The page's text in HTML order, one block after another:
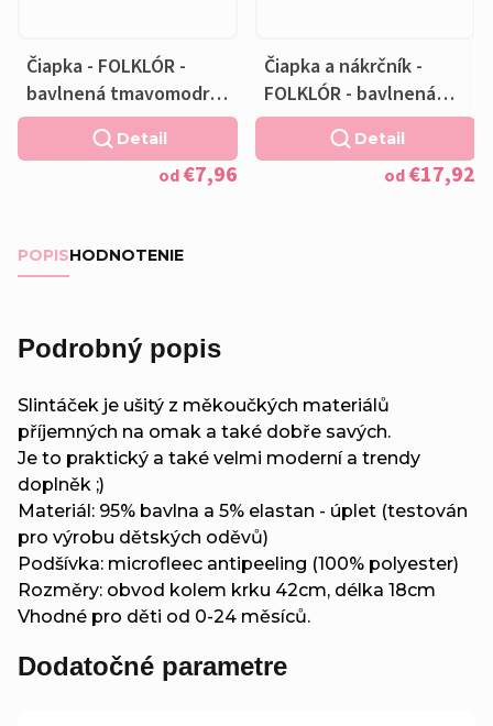
Čiapka - FOLKLÓR -
bavlnená tmavomodrá
podšívka
od€7,96
Detail
Čiapka a nákrčník -
FOLKLÓR - bavlnená
tmavomodrá podšívka
od€17,92
Detail
POPISHODNOTENIE
Podrobný popis
Slintáček je ušitý z měkoučkých materiálů
příjemných na omak a také dobře savých.
Je to praktický a také velmi moderní a trendy
doplněk ;)
Materiál: 95% bavlna a 5% elastan - úplet (testován
pro výrobu dětských oděvů)
Podšívka: microfleec antipeeling (100% polyester)
Rozměry: obvod kolem krku 42cm, délka 18cm
Vhodné pro děti od 0-24 měsíců.
Dodatočné parametre